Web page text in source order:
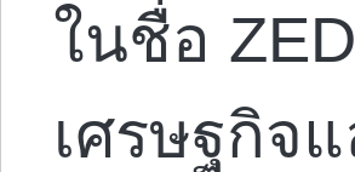
ในชื่อ
เศรษฐกิจ